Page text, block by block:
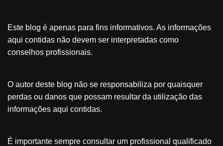
Este blog é apenas para fins informativos. As informações
aqui contidas não devem ser interpretadas como
conselhos profissionais.
O autor deste blog não se responsabiliza por quaisquer
perdas ou danos que possam resultar da utilização das
informações aqui contidas.
É importante sempre consultar um profissional qualificado